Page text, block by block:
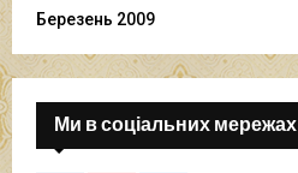
Березень 2009
Ми в соціальних мережах